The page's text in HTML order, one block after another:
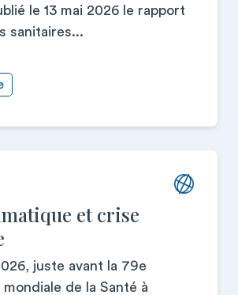
le 13 mai 2026 le rapport
sanitaires...
et crise
juste avant la 79e
de la Santé à